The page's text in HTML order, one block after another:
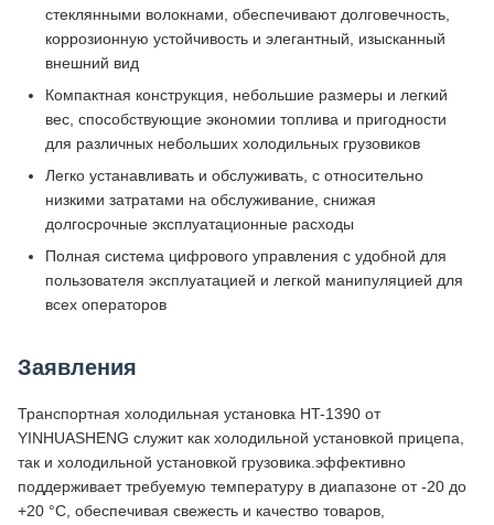
стеклянными волокнами, обеспечивают долговечность,
коррозионную устойчивость и элегантный, изысканный
внешний вид
Компактная конструкция, небольшие размеры и легкий
вес, способствующие экономии топлива и пригодности
для различных небольших холодильных грузовиков
Легко устанавливать и обслуживать, с относительно
низкими затратами на обслуживание, снижая
долгосрочные эксплуатационные расходы
Полная система цифрового управления с удобной для
пользователя эксплуатацией и легкой манипуляцией для
всех операторов
Заявления
Транспортная холодильная установка HT-1390 от
YINHUASHENG служит как холодильной установкой прицепа,
так и холодильной установкой грузовика.эффективно
поддерживает требуемую температуру в диапазоне от -20 до
+20 °C, обеспечивая свежесть и качество товаров,